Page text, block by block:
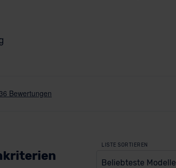
LISTE SORTIEREN
Beliebteste Modelle